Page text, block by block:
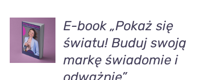
DODAJ
DO
KOSZYKA
/
SZCZEGÓŁY
E-book „Pokaż się
światu! Buduj swoją
markę świadomie i
odważnie”